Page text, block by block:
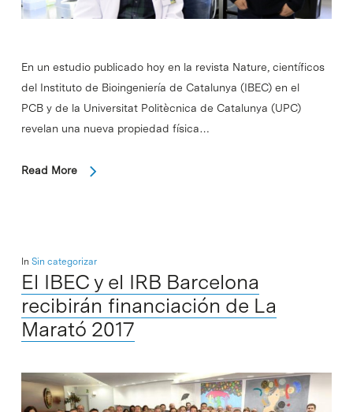
En un estudio publicado hoy en la revista Nature, científicos
del Instituto de Bioingeniería de Catalunya (IBEC) en el
PCB y de la Universitat Politècnica de Catalunya (UPC)
revelan una nueva propiedad física…
Read More
In Sin categorizar
El IBEC y el IRB Barcelona
recibirán financiación de La
Marató 2017